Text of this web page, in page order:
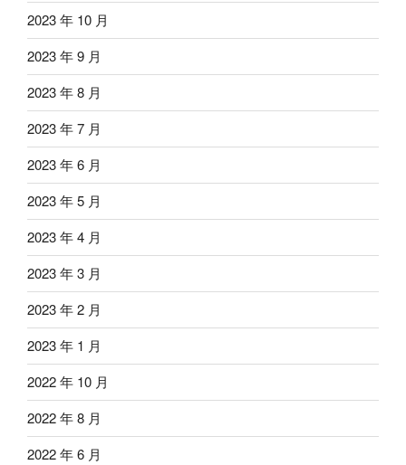
2023 年 10 月
2023 年 9 月
2023 年 8 月
2023 年 7 月
2023 年 6 月
2023 年 5 月
2023 年 4 月
2023 年 3 月
2023 年 2 月
2023 年 1 月
2022 年 10 月
2022 年 8 月
2022 年 6 月